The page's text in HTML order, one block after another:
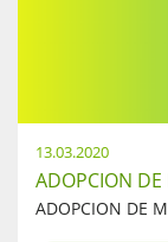
13.03.2020
ADOPCION DE
ADOPCION DE